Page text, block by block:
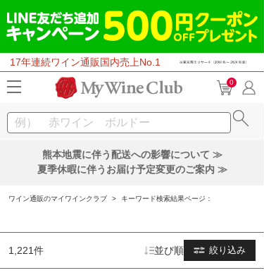
17年連続ワイン通販国内売上No.1
0
熊本地震に伴う配送への影響について ≫
夏季休暇に伴うお届け予定変更のご案内 ≫
ワイン通販のマイワインクラブ > キーワード検索結果ページ：
1,221件 絞り込み
並び順